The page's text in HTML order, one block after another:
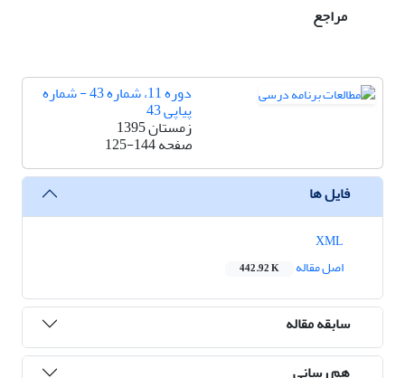
مراجع
دوره 11، شماره 43 - شماره
پیاپی 43
زمستان 1395
صفحه125-144
فایل ها
اصل مقاله
442.92 K
سابقه مقاله
هم رسانی